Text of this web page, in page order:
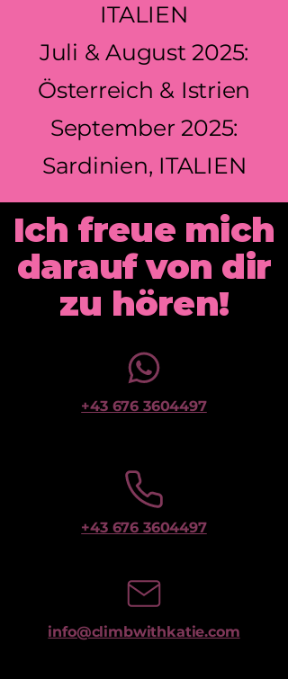
ITALIEN
Juli & August 2025:
Österreich & Istrien
September 2025:
Sardinien, ITALIEN
Ich freue mich
darauf von dir
zu hören!
+43 676 3604497
+43 676 3604497
info@climbwithkatie.com